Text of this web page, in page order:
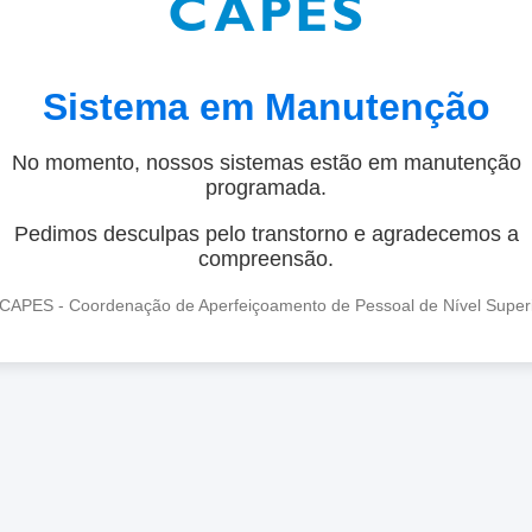
Sistema em Manutenção
No momento, nossos sistemas estão em manutenção
programada.
Pedimos desculpas pelo transtorno e agradecemos a
compreensão.
- Coordenação de Aperfeiçoamento de Pessoal de Nível